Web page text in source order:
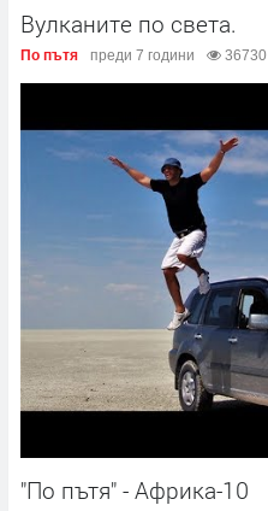
Вулканите по света.
По пътя преди 7 години 36730
"По пътя" - Африка-10